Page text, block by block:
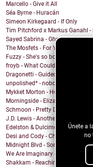
Únete a
no
Marcello - Give it All
Séa Byrne - Huracán
Simeon Kirkegaard - If Only
Tim Pitchford x Markus Ganahl -
Sayed Sabrina - Ghosts
The Mosfets - For You
Fuzzy - She's so bored
froyb - What Could I Do To
Dragonetti - Guided by Stars
unpolished* - nobody knows
Mykket Morton - Home
Morningside - Elizabeth
Schmoon - Pretty Darn Pretty
J.D. Lewis - Another Life
Edelston & Dulcimer - Call Me
Desi and Cody - Chanticleer
Midnight Blvd - Some other day
We Are Imaginary - Pinkish Hue
Shakkam - Reaching the Skies